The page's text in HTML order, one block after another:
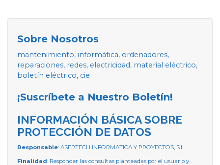
Sobre Nosotros
mantenimiento, informática, ordenadores,
reparaciones, redes, electricidad, material eléctrico,
boletín eléctrico, cie
¡Suscríbete a Nuestro Boletín!
INFORMACIÓN BÁSICA SOBRE
PROTECCIÓN DE DATOS
Responsable: ASERTECH INFORMATICA Y PROYECTOS, S.L.
Finalidad: Responder las consultas planteadas por el usuario y